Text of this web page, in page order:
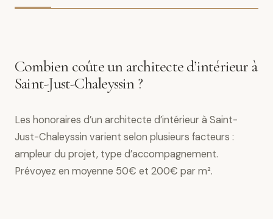
Combien coûte un architecte d’intérieur à
Saint-Just-Chaleyssin ?
Les honoraires d’un architecte d’intérieur à Saint-
Just-Chaleyssin varient selon plusieurs facteurs :
ampleur du projet, type d’accompagnement.
Prévoyez en moyenne 50€ et 200€ par m².